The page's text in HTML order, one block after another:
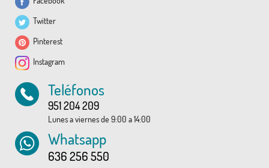
Twitter
Pinterest
Instagram
Teléfonos
951 204 209
Lunes a viernes de 9:00 a 14:00
Whatsapp
636 256 550